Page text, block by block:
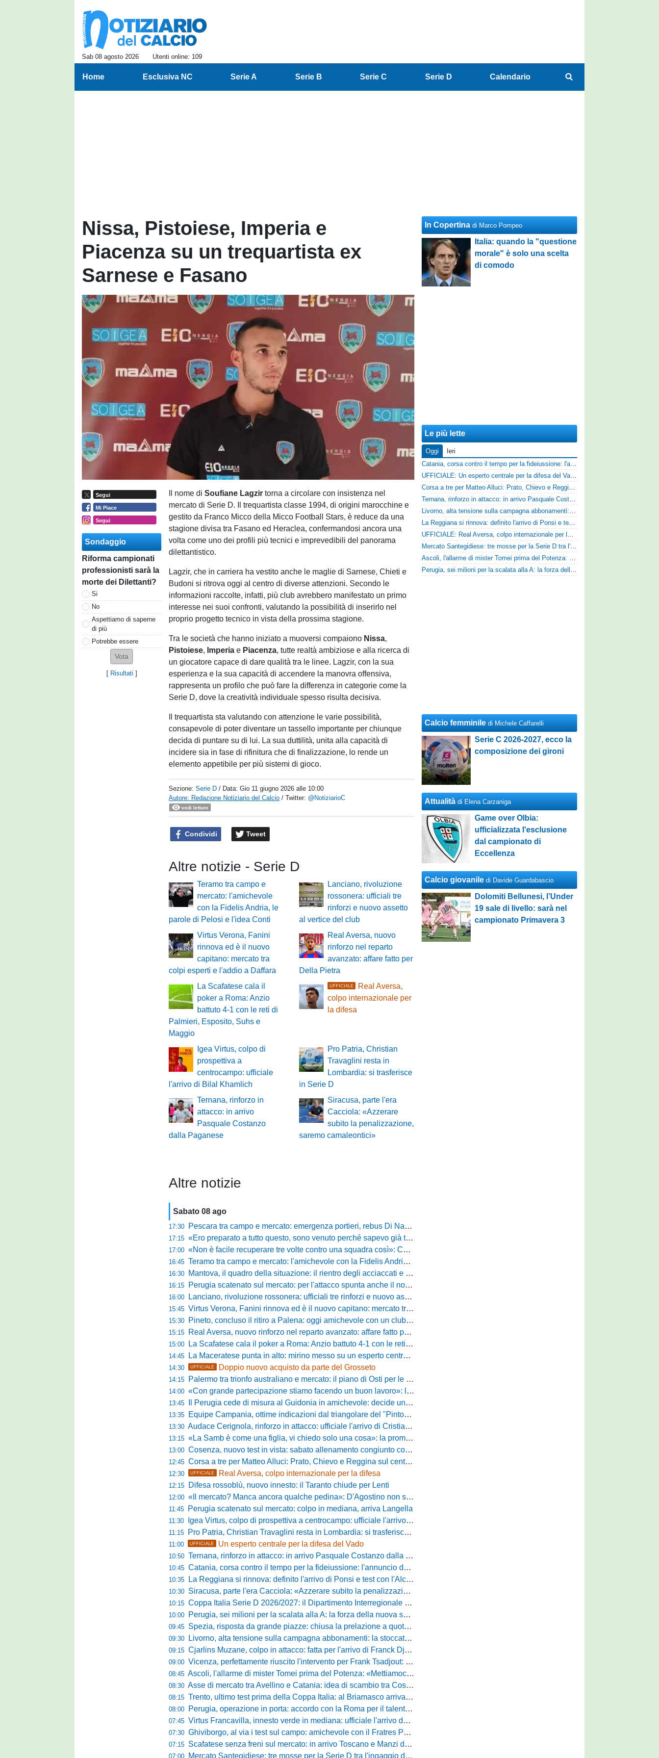
Sab 08 agosto 2026 Utenti online: 109
Home Esclusiva NC Serie A Serie B Serie C Serie D Calendario
Nissa, Pistoiese, Imperia e
Piacenza su un trequartista ex
Sarnese e Fasano
Segui
Mi Piace
Segui
Sondaggio
Riforma campionati
professionisti sarà la
morte dei Dilettanti?
Si
No
Aspettiamo di saperne
di più
Potrebbe essere
[ Risultati ]
Il nome diSoufiane Lagzir torna a circolare con insistenza nel
mercato di Serie D. Il trequartista classe 1994, di origini marocchine e
gestito da Franco Micco della Micco Football Stars, è reduce da una
stagione divisa tra Fasano ed Heraclea, confermandosi ancora una
volta come uno dei profili più tecnici e imprevedibili del panorama
dilettantistico.
Lagzir, che in carriera ha vestito anche le maglie di Sarnese, Chieti e
Budoni si ritrova oggi al centro di diverse attenzioni. Secondo le
informazioni raccolte, infatti, più club avrebbero manifestato un primo
interesse nei suoi confronti, valutando la possibilità di inserirlo nel
proprio progetto tecnico in vista della prossima stagione.
Tra le società che hanno iniziato a muoversi compaiono Nissa,
Pistoiese, Imperiae Piacenza, tutte realtà ambiziose e alla ricerca di
un giocatore capace di dare qualità tra le linee. Lagzir, con la sua
esperienza e la sua capacità di accendere la manovra offensiva,
rappresenta un profilo che può fare la differenza in categorie come la
Serie D, dove la creatività individuale spesso risulta decisiva.
Il trequartista sta valutando con attenzione le varie possibilità,
consapevole di poter diventare un tassello importante per chiunque
decida di puntare su di lui. La sua duttilità, unita alla capacità di
incidere sia in fase di rifinitura che di finalizzazione, lo rende un
elemento appetibile per più sistemi di gioco.
Sezione:Serie D / Data:Gio 11 giugno 2026 alle 10:00
Autore: Redazione Notiziario del Calcio / Twitter: @NotiziarioC
vedi letture
Condividi Tweet
Altre notizie - Serie D
Teramo tra campo e
mercato: l'amichevole
con la Fidelis Andria, le
parole di Pelosi e l'idea Conti
Lanciano, rivoluzione
rossonera: ufficiali tre
rinforzi e nuovo assetto
al vertice del club
Virtus Verona, Fanini
rinnova ed è il nuovo
capitano: mercato tra
colpi esperti e l'addio a Daffara
Real Aversa, nuovo
rinforzo nel reparto
avanzato: affare fatto per
Della Pietra
La Scafatese cala il
poker a Roma: Anzio
battuto 4-1 con le reti di
Palmieri, Esposito, Suhs e
Maggio
UFFICIALE
Real Aversa,
colpo internazionale per
la difesa
Igea Virtus, colpo di
prospettiva a
centrocampo: ufficiale
l'arrivo di Bilal Khamlich
Pro Patria, Christian
Travaglini resta in
Lombardia: si trasferisce
in Serie D
Ternana, rinforzo in
attacco: in arrivo
Pasquale Costanzo
dalla Paganese
Siracusa, parte l'era
Cacciola: «Azzerare
subito la penalizzazione,
saremo camaleontici»
Altre notizie
Sabato 08 ago
17:30 Pescara tra campo e mercato: emergenza portieri, rebus Di Nardo e le manovre del ds Foggia
17:15 «Ero preparato a tutto questo, sono venuto perché sapevo già tutto»: la carica di Nesta al popolo irpino
17:00 «Non è facile recuperare tre volte contro una squadra così»: Calabro promuove il carattere del suo Padova
16:45 Teramo tra campo e mercato: l'amichevole con la Fidelis Andria, le parole di Pelosi e l'idea Conti
16:30 Mantova, il quadro della situazione: il rientro degli acciaccati e le trattative di mercato
16:15 Perugia scatenato sul mercato: per l'attacco spunta anche il nome di Okaka
16:00 Lanciano, rivoluzione rossonera: ufficiali tre rinforzi e nuovo assetto al vertice del club
15:45 Virtus Verona, Fanini rinnova ed è il nuovo capitano: mercato tra colpi esperti e l'addio a Daffara
15:30 Pineto, concluso il ritiro a Palena: oggi amichevole con un club di D verso la Coppa
15:15 Real Aversa, nuovo rinforzo nel reparto avanzato: affare fatto per Della Pietra
15:00 La Scafatese cala il poker a Roma: Anzio battuto 4-1 con le reti di Palmieri, Esposito, Suhs e Maggio
14:45 La Maceratese punta in alto: mirino messo su un esperto centrocampista
14:30 UFFICIALE Doppio nuovo acquisto da parte del Grosseto
14:15 Palermo tra trionfo australiano e mercato: il piano di Osti per le uscite e la suggestione Almena
14:00 «Con grande partecipazione stiamo facendo un buon lavoro»: la carica di mister Bonera accende la Pro Vercelli
13:45 Il Perugia cede di misura al Guidonia in amichevole: decide un rigore di Zuppel a Bastia
13:35 Equipe Campania, ottime indicazioni dal triangolare del "Pinto": il report
13:30 Audace Cerignola, rinforzo in attacco: ufficiale l'arrivo di Cristian Padula dal Torino
13:15 «La Samb è come una figlia, vi chiedo solo una cosa»: la promessa di Vittorio Massi commuove la piazza
13:00 Cosenza, nuovo test in vista: sabato allenamento congiunto con il Bisignano
12:45 Corsa a tre per Matteo Alluci: Prato, Chievo e Reggina sul centrocampista
12:30 UFFICIALE Real Aversa, colpo internazionale per la difesa
12:15 Difesa rossoblù, nuovo innesto: il Taranto chiude per Lenti
12:00 «Il mercato? Manca ancora qualche pedina»: D'Agostino non si ferma e punta in alto
11:45 Perugia scatenato sul mercato: colpo in mediana, arriva Langella
11:30 Igea Virtus, colpo di prospettiva a centrocampo: ufficiale l'arrivo di Bilal Khamlich
11:15 Pro Patria, Christian Travaglini resta in Lombardia: si trasferisce in Serie D
11:00 UFFICIALE Un esperto centrale per la difesa del Vado
10:50 Ternana, rinforzo in attacco: in arrivo Pasquale Costanzo dalla Paganese
10:45 Catania, corsa contro il tempo per la fideiussione: l'annuncio della società e le ragioni dello slittamento
10:35 La Reggiana si rinnova: definito l'arrivo di Ponsi e test con l'Alcione
10:30 Siracusa, parte l'era Cacciola: «Azzerare subito la penalizzazione, saremo camaleontici»
10:15 Coppa Italia Serie D 2026/2027: il Dipartimento Interregionale corregge il tabellone, ecco i nuovi abbinamenti
10:00 Perugia, sei milioni per la scalata alla A: la forza della nuova societa e il progetto di Alessandro Gaucci
09:45 Spezia, risposta da grande piazze: chiusa la prelazione a quota 5.164 abbonamenti
09:30 Livorno, alta tensione sulla campagna abbonamenti: la stoccata della Curva Nord alla società
09:15 Cjarlins Muzane, colpo in attacco: fatta per l'arrivo di Franck Djoulou
09:00 Vicenza, perfettamente riuscito l'intervento per Frank Tsadjout: il comunicato del club
08:45 Ascoli, l'allarme di mister Tomei prima del Potenza: «Mettiamoci l'elmetto, l'obiettivo è la salvezza e non dobbiamo vendere fumo!»
08:30 Asse di mercato tra Avellino e Catania: idea di scambio tra Cosimo Patierno e Kaleb Jimenez
08:15 Trento, ultimo test prima della Coppa Italia: al Briamasco arriva il triangolare con Südtirol e Campodarsego
08:00 Perugia, operazione in porta: accordo con la Roma per il talento Zelezny
07:45 Virtus Francavilla, innesto verde in mediana: ufficiale l'arrivo del classe 2008 Gianluca Ajello
07:30 Ghiviborgo, al via i test sul campo: amichevole con il Fratres Perignano e sguardo al nuovo girone E
07:15 Scafatese senza freni sul mercato: in arrivo Toscano e Manzi dall'Avellino per la Serie C
07:00 Mercato Santegidiese: tre mosse per la Serie D tra l'ingaggio di Diakhate e due rinnovi chiave
In Copertina di Marco Pompeo
Italia: quando la "questione
morale" è solo una scelta
di comodo
Le più lette
Oggi
Ieri
Catania, corsa contro il tempo per la fideiussione: l'annuncio della società e le ragioni dello slittamento
UFFICIALE: Un esperto centrale per la difesa del Vado
Corsa a tre per Matteo Alluci: Prato, Chievo e Reggina sul centrocampista
Ternana, rinforzo in attacco: in arrivo Pasquale Costanzo dalla Paganese
Livorno, alta tensione sulla campagna abbonamenti: la stoccata della Curva Nord alla società
La Reggiana si rinnova: definito l'arrivo di Ponsi e test con l'Alcione
UFFICIALE: Real Aversa, colpo internazionale per la difesa
Mercato Santegidiese: tre mosse per la Serie D tra l'ingaggio di Diakhate e due rinnovi chiave
Ascoli, l'allarme di mister Tomei prima del Potenza: «Mettiamoci l'elmetto, l'obiettivo è la salvezza e non dobbiamo vendere fumo!»
Perugia, sei milioni per la scalata alla A: la forza della nuova societa e il progetto di Alessandro Gaucci
Calcio femminile di Michele Caffarelli
Serie C 2026-2027, ecco la
composizione dei gironi
Attualità di Elena Carzaniga
Game over Olbia:
ufficializzata l'esclusione
dal campionato di
Eccellenza
Calcio giovanile di Davide Guardabascio
Dolomiti Bellunesi, l’Under
19 sale di livello: sarà nel
campionato Primavera 3